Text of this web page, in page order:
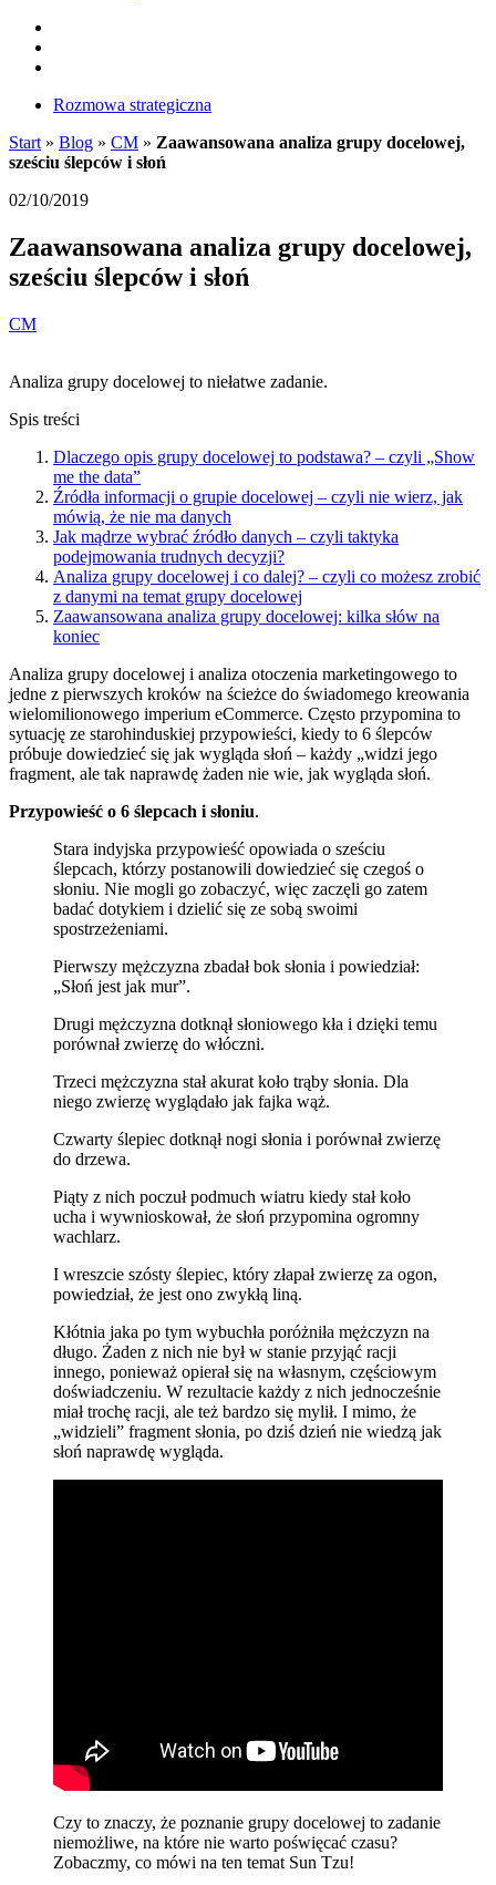
Rozmowa strategiczna
Start » Blog » CM » Zaawansowana analiza grupy docelowej,
sześciu ślepców i słoń
02/10/2019
Zaawansowana analiza grupy docelowej,
sześciu ślepców i słoń
CM
Analiza grupy docelowej to niełatwe zadanie.
Spis treści
Dlaczego opis grupy docelowej to podstawa? – czyli „Show
me the data”
Źródła informacji o grupie docelowej – czyli nie wierz, jak
mówią, że nie ma danych
Jak mądrze wybrać źródło danych – czyli taktyka
podejmowania trudnych decyzji?
Analiza grupy docelowej i co dalej? – czyli co możesz zrobić
z danymi na temat grupy docelowej
Zaawansowana analiza grupy docelowej: kilka słów na
koniec
Analiza grupy docelowej i analiza otoczenia marketingowego to
jedne z pierwszych kroków na ścieżce do świadomego kreowania
wielomilionowego imperium eCommerce. Często przypomina to
sytuację ze starohinduskiej przypowieści, kiedy to 6 ślepców
próbuje dowiedzieć się jak wygląda słoń – każdy „widzi jego
fragment, ale tak naprawdę żaden nie wie, jak wygląda słoń.
Przypowieść o 6 ślepcach i słoniu.
Stara indyjska przypowieść opowiada o sześciu
ślepcach, którzy postanowili dowiedzieć się czegoś o
słoniu. Nie mogli go zobaczyć, więc zaczęli go zatem
badać dotykiem i dzielić się ze sobą swoimi
spostrzeżeniami.
Pierwszy mężczyzna zbadał bok słonia i powiedział:
„Słoń jest jak mur”.
Drugi mężczyzna dotknął słoniowego kła i dzięki temu
porównał zwierzę do włóczni.
Trzeci mężczyzna stał akurat koło trąby słonia. Dla
niego zwierzę wyglądało jak fajka wąż.
Czwarty ślepiec dotknął nogi słonia i porównał zwierzę
do drzewa.
Piąty z nich poczuł podmuch wiatru kiedy stał koło
ucha i wywnioskował, że słoń przypomina ogromny
wachlarz.
I wreszcie szósty ślepiec, który złapał zwierzę za ogon,
powiedział, że jest ono zwykłą liną.
Kłótnia jaka po tym wybuchła poróżniła mężczyzn na
długo. Żaden z nich nie był w stanie przyjąć racji
innego, ponieważ opierał się na własnym, częściowym
doświadczeniu. W rezultacie każdy z nich jednocześnie
miał trochę racji, ale też bardzo się mylił. I mimo, że
„widzieli” fragment słonia, po dziś dzień nie wiedzą jak
słoń naprawdę wygląda.
Czy to znaczy, że poznanie grupy docelowej to zadanie
niemożliwe, na które nie warto poświęcać czasu?
Zobaczmy, co mówi na ten temat Sun Tzu!